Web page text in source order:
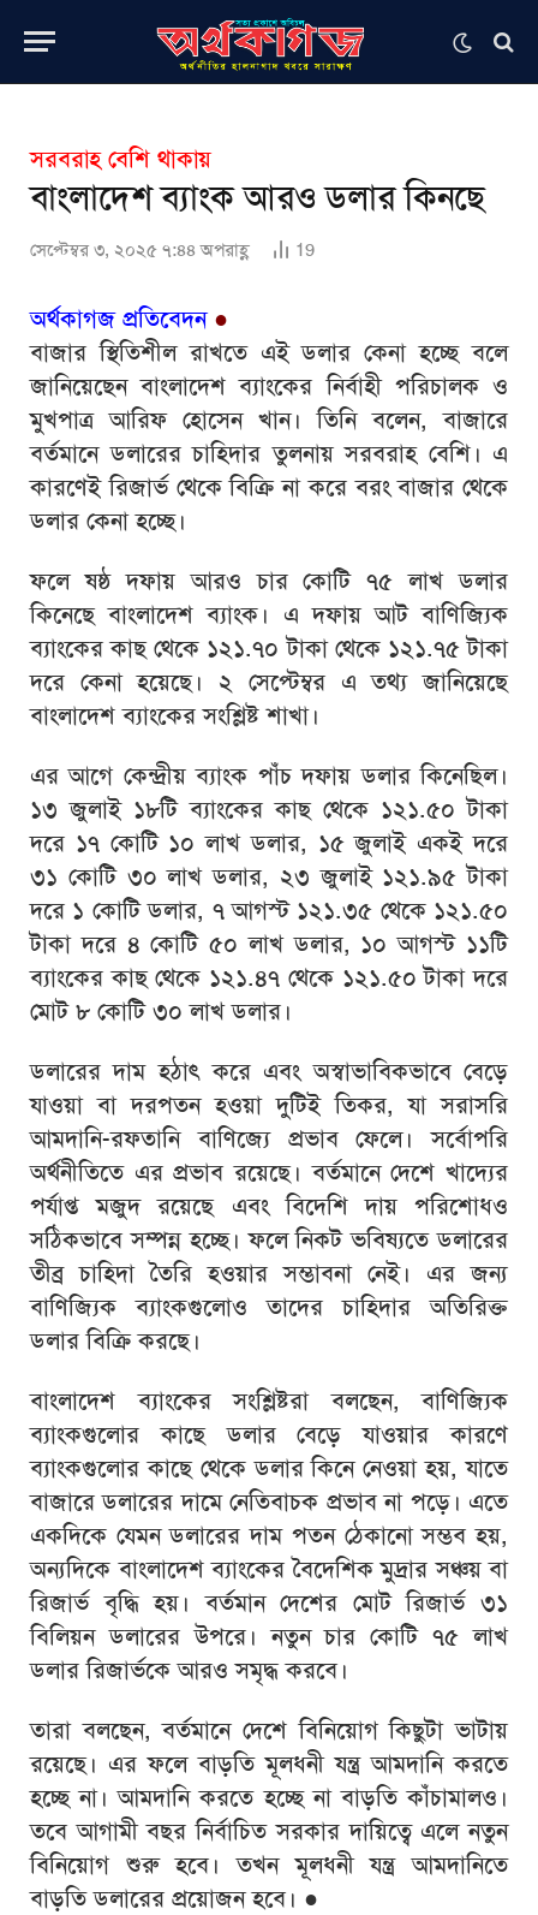
সরবরাহ বেশি থাকায়
বাংলাদেশ ব্যাংক আরও ডলার কিনছে
সেপ্টেম্বর ৩, ২০২৫ ৭:৪৪ অপরাহ্ণ 19
অর্থকাগজ প্রতিবেদন●
বাজার স্থিতিশীল রাখতে এই ডলার কেনা হচ্ছে বলে
জানিয়েছেন বাংলাদেশ ব্যাংকের নির্বাহী পরিচালক ও
মুখপাত্র আরিফ হোসেন খান। তিনি বলেন, বাজারে
বর্তমানে ডলারের চাহিদার তুলনায় সরবরাহ বেশি। এ
কারণেই রিজার্ভ থেকে বিক্রি না করে বরং বাজার থেকে
ডলার কেনা হচ্ছে।
ফলে ষষ্ঠ দফায় আরও চার কোটি ৭৫ লাখ ডলার
কিনেছে বাংলাদেশ ব্যাংক। এ দফায় আট বাণিজ্যিক
ব্যাংকের কাছ থেকে ১২১.৭০ টাকা থেকে ১২১.৭৫ টাকা
দরে কেনা হয়েছে। ২ সেপ্টেম্বর এ তথ্য জানিয়েছে
বাংলাদেশ ব্যাংকের সংশ্লিষ্ট শাখা।
এর আগে কেন্দ্রীয় ব্যাংক পাঁচ দফায় ডলার কিনেছিল।
১৩ জুলাই ১৮টি ব্যাংকের কাছ থেকে ১২১.৫০ টাকা
দরে ১৭ কোটি ১০ লাখ ডলার, ১৫ জুলাই একই দরে
৩১ কোটি ৩০ লাখ ডলার, ২৩ জুলাই ১২১.৯৫ টাকা
দরে ১ কোটি ডলার, ৭ আগস্ট ১২১.৩৫ থেকে ১২১.৫০
টাকা দরে ৪ কোটি ৫০ লাখ ডলার, ১০ আগস্ট ১১টি
ব্যাংকের কাছ থেকে ১২১.৪৭ থেকে ১২১.৫০ টাকা দরে
মোট ৮ কোটি ৩০ লাখ ডলার।
ডলারের দাম হঠাৎ করে এবং অস্বাভাবিকভাবে বেড়ে
যাওয়া বা দরপতন হওয়া দুটিই তিকর, যা সরাসরি
আমদানি-রফতানি বাণিজ্যে প্রভাব ফেলে। সর্বোপরি
অর্থনীতিতে এর প্রভাব রয়েছে। বর্তমানে দেশে খাদ্যের
পর্যাপ্ত মজুদ রয়েছে এবং বিদেশি দায় পরিশোধও
সঠিকভাবে সম্পন্ন হচ্ছে। ফলে নিকট ভবিষ্যতে ডলারের
তীব্র চাহিদা তৈরি হওয়ার সম্ভাবনা নেই। এর জন্য
বাণিজ্যিক ব্যাংকগুলোও তাদের চাহিদার অতিরিক্ত
ডলার বিক্রি করছে।
বাংলাদেশ ব্যাংকের সংশ্লিষ্টরা বলছেন, বাণিজ্যিক
ব্যাংকগুলোর কাছে ডলার বেড়ে যাওয়ার কারণে
ব্যাংকগুলোর কাছে থেকে ডলার কিনে নেওয়া হয়, যাতে
বাজারে ডলারের দামে নেতিবাচক প্রভাব না পড়ে। এতে
একদিকে যেমন ডলারের দাম পতন ঠেকানো সম্ভব হয়,
অন্যদিকে বাংলাদেশ ব্যাংকের বৈদেশিক মুদ্রার সঞ্চয় বা
রিজার্ভ বৃদ্ধি হয়। বর্তমান দেশের মোট রিজার্ভ ৩১
বিলিয়ন ডলারের উপরে। নতুন চার কোটি ৭৫ লাখ
ডলার রিজার্ভকে আরও সমৃদ্ধ করবে।
তারা বলছেন, বর্তমানে দেশে বিনিয়োগ কিছুটা ভাটায়
রয়েছে। এর ফলে বাড়তি মূলধনী যন্ত্র আমদানি করতে
হচ্ছে না। আমদানি করতে হচ্ছে না বাড়তি কাঁচামালও।
তবে আগামী বছর নির্বাচিত সরকার দায়িত্বে এলে নতুন
বিনিয়োগ শুরু হবে। তখন মূলধনী যন্ত্র আমদানিতে
বাড়তি ডলারের প্রয়োজন হবে। ●